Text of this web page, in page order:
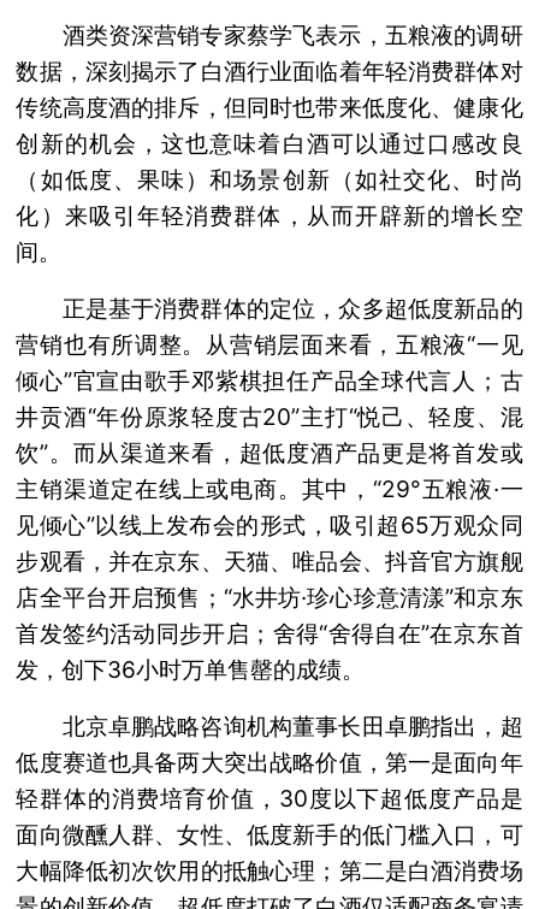
酒类资深营销专家蔡学飞表示，五粮液的调研
数据，深刻揭示了白酒行业面临着年轻消费群体对
传统高度酒的排斥，但同时也带来低度化、健康化
创新的机会，这也意味着白酒可以通过口感改良
（如低度、果味）和场景创新（如社交化、时尚
化）来吸引年轻消费群体，从而开辟新的增长空
间。
正是基于消费群体的定位，众多超低度新品的
营销也有所调整。从营销层面来看，五粮液“一见
倾心”官宣由歌手邓紫棋担任产品全球代言人；古
井贡酒“年份原浆轻度古20”主打“悦己、轻度、混
饮”。而从渠道来看，超低度酒产品更是将首发或
主销渠道定在线上或电商。其中，“29°五粮液·一
见倾心”以线上发布会的形式，吸引超65万观众同
步观看，并在京东、天猫、唯品会、抖音官方旗舰
店全平台开启预售；“水井坊·珍心珍意清漾”和京东
首发签约活动同步开启；舍得“舍得自在”在京东首
发，创下36小时万单售罄的成绩。
北京卓鹏战略咨询机构董事长田卓鹏指出，超
低度赛道也具备两大突出战略价值，第一是面向年
轻群体的消费培育价值，30度以下超低度产品是
面向微醺人群、女性、低度新手的低门槛入口，可
大幅降低初次饮用的抵触心理；第二是白酒消费场